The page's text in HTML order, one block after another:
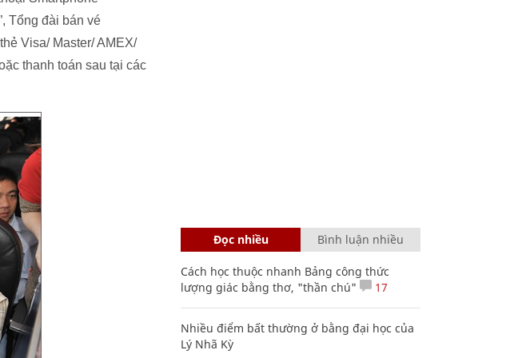
Tổng đài bán vé
Visa/ Master/ AMEX/
thanh toán sau tại các
Đọc nhiều Bình luận nhiều
Cách học thuộc nhanh Bảng công thức
lượng giác bằng thơ, "thần chú"
17
Nhiều điểm bất thường ở bằng đại học của
Lý Nhã Kỳ